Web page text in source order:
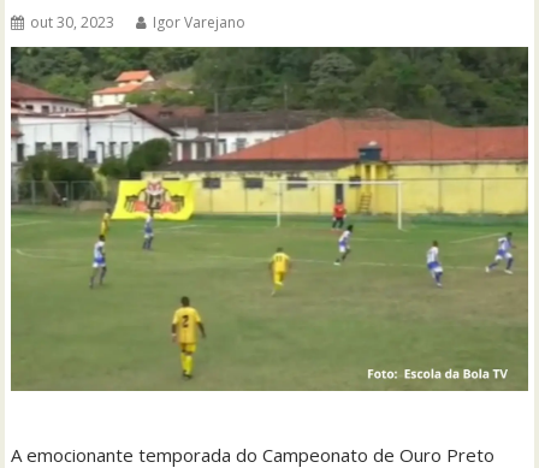
out 30, 2023 Igor Varejano
A emocionante temporada do Campeonato de Ouro Preto